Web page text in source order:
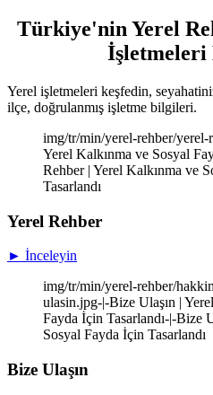
Türkiye'nin Yerel
İşletmeleri
Yerel işletmeleri keşfedin,
ilçe, doğrulanmış işletme bilgileri.
img/tr/min/yerel-rehber/yerel-
Yerel Kalkınma ve Sosyal
Rehber | Yerel Kalkınma ve
Tasarlandı
Yerel Rehber
► İnceleyin
img/tr/min/yerel-rehber/
ulasin.jpg-|-Bize Ulaşın |
Fayda İçin Tasarlandı-|-Bize
Sosyal Fayda İçin Tasarlandı
Bize Ulaşın